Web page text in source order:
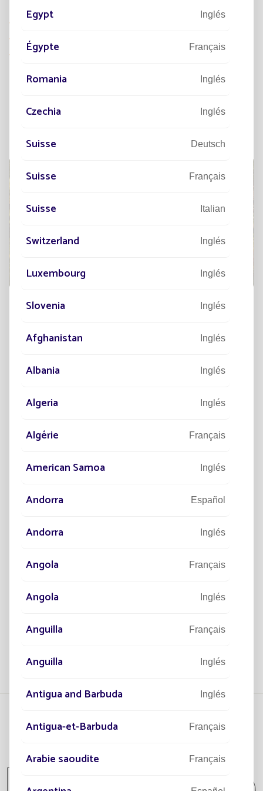
Proporcionar seguridad
Tener una solución ecológica
Tener una solución de instalación rápida
LUMINARIAS SOLARES ILUMINA
A
UNA SOLUCIÓN SOLAR PARA UN
PARQUE RESIDENCIAL EN METTET
Todos los proyectos
Todos los proyectos Comunidad / Lugar
Egypt Inglés
Égypte Français
Romania Inglés
Czechia Inglés
Suisse Deutsch
Suisse Français
Suisse Italian
Switzerland Inglés
Luxembourg Inglés
Slovenia Inglés
Afghanistan Inglés
Albania Inglés
Algeria Inglés
Algérie Français
American Samoa Inglés
Andorra Español
Andorra Inglés
Angola Français
Angola Inglés
Anguilla Français
Anguilla Inglés
Antigua and Barbuda Inglés
Antigua-et-Barbuda Français
Arabie saoudite Français